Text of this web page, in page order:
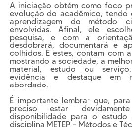
Biblioteca
Centro Laboratorial Professor Ivo
Acessibilidade
Nossas Unidades
Revista Informando
PRIVACIDADE
Nossa Política de Privacidade
Fale com o nosso DPO
A iniciação obtém como foco
evolução do acadêmico,
aprendizagem do método
envolvidas. Afinal, ele
pesquisa, e com a
desdobrará, documentará e
colhidos. E estes, contam com
mostrando a sociedade, a
material, estudo ou
evidência e destaque em
abordado.
É importante lembrar que,
preciso estar
disponibilidade para o
disciplina METEP – Métodos e